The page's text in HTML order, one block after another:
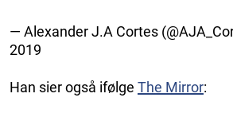
— Alexander J.A Cortes
2019
Han sier også ifølge The Mirror: